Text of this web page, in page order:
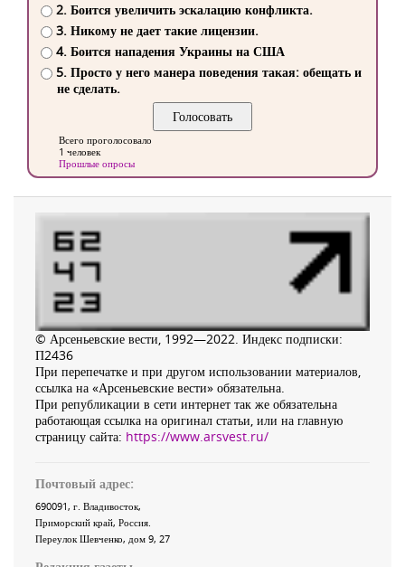
2. Боится увеличить эскалацию конфликта.
3. Никому не дает такие лицензии.
4. Боится нападения Украины на США
5. Просто у него манера поведения такая: обещать и
не сделать.
Всего проголосовало
1 человек
Прошлые опросы
© Арсеньевские вести, 1992—2022. Индекс подписки:
П2436
При перепечатке и при другом использовании материалов,
ссылка на «Арсеньевские вести» обязательна.
При републикации в сети интернет так же обязательна
работающая ссылка на оригинал статьи, или на главную
страницу сайта: https://www.arsvest.ru/
Почтовый адрес:
690091, г. Владивосток,
Приморский край, Россия
Переулок Шевченко, дом 9, 27